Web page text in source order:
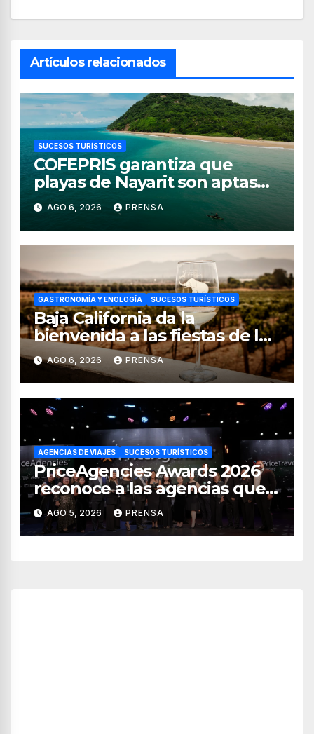
Artículos relacionados
SUCESOS TURÍSTICOS
COFEPRIS garantiza que
playas de Nayarit son aptas
para uso recreativo
AGO 6, 2026 PRENSA
GASTRONOMÍA Y ENOLOGÍA SUCESOS TURÍSTICOS
Baja California da la
bienvenida a las fiestas de la
vendimia 2026
AGO 6, 2026 PRENSA
AGENCIAS DE VIAJES SUCESOS TURÍSTICOS
PriceAgencies Awards 2026
reconoce a las agencias que
impulsan el crecimiento del
turismo en México
AGO 5, 2026 PRENSA